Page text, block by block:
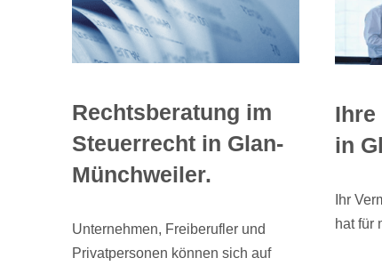
Rechtsberatung im
Steuerrecht in Glan-
Münchweiler.
Unternehmen, Freiberufler und
Privatpersonen können sich auf
in
Ihr
hat für